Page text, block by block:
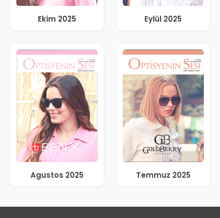
Ekim 2025 Eylül 2025
Agustos 2025 Temmuz 2025